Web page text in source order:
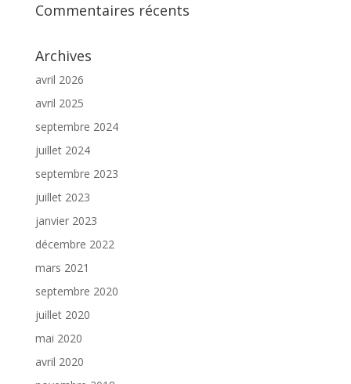
Commentaires récents
Archives
avril 2026
avril 2025
septembre 2024
juillet 2024
septembre 2023
juillet 2023
janvier 2023
décembre 2022
mars 2021
septembre 2020
juillet 2020
mai 2020
avril 2020